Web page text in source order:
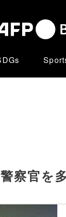
察官を